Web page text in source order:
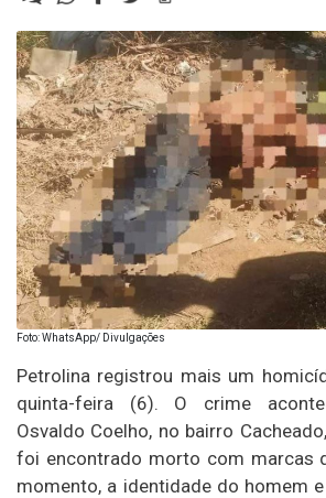
Foto: WhatsApp/ Divulgações
Petrolina registrou mais um
quinta-feira (6). O crime
Osvaldo Coelho, no bairro
foi encontrado morto com marcas
momento, a identidade do homem